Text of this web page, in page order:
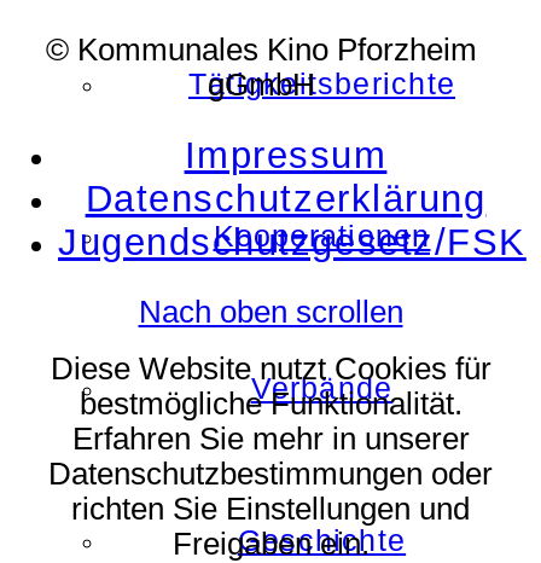
Tätigkeitsberichte
Kooperationen
Verbände
Geschichte
© Kommunales Kino Pforzheim
gGmbH
Impressum
Datenschutzerklärung
Jugendschutzgesetz/FSK
Nach oben scrollen
Diese Website nutzt Cookies für
bestmögliche Funktionalität.
Erfahren Sie mehr in unserer
Datenschutzbestimmungen oder
richten Sie Einstellungen und
Freigaben ein.